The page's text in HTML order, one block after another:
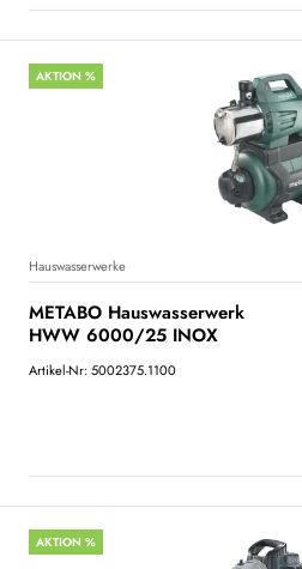
AKTION %
Hauswasserwerke
METABO Hauswasserwerk
HWW 6000/25 INOX
Artikel-Nr: 5002375.1100
AKTION %